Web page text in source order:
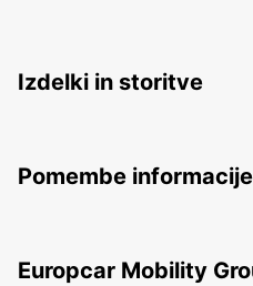
Izdelki in storitve
Pomembe informacije
Europcar Mobility